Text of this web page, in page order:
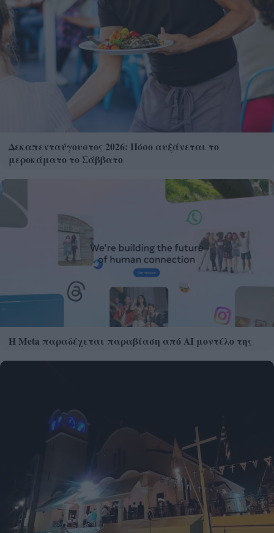
Δεκαπενταύγουστος 2026: Πόσο αυξάνεται το
μεροκάματο το Σάββατο
Η Meta παραδέχεται παραβίαση από AI μοντέλο της